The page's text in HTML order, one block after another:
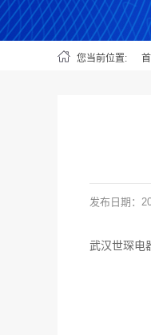
您当前位置:
发布日期：
武汉世琛电